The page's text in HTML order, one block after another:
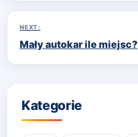
NEXT:
Mały autokar ile miejsc?
Kategorie